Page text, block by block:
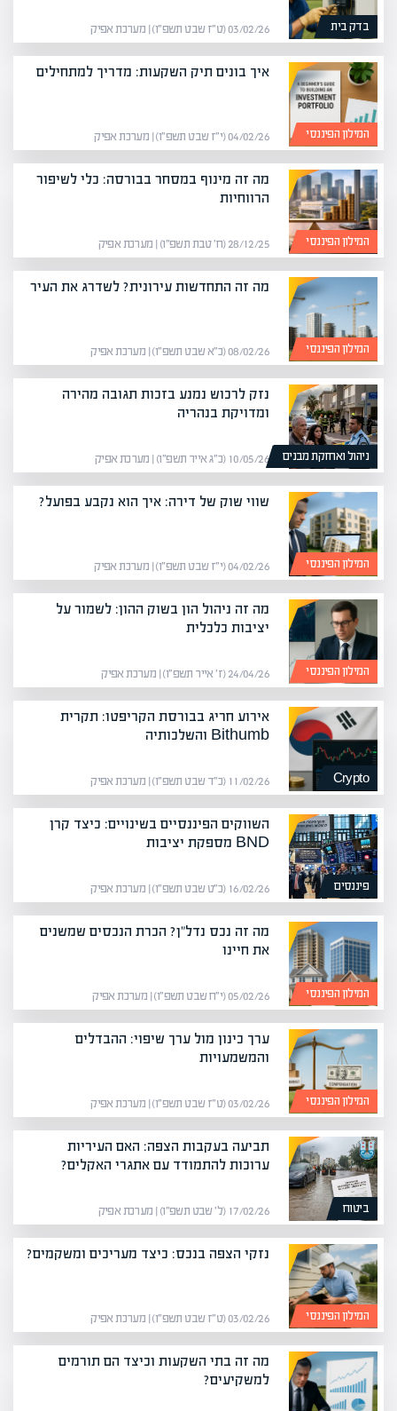
בדק בית 03/02/26 (ט״ז שבט תשפ״ו) | מערכת אפיק
המילון הפיננסי
איך בונים תיק השקעות: מדריך למתחילים
04/02/26 (י״ז שבט תשפ״ו) | מערכת אפיק
המילון הפיננסי
מה זה מינוף במסחר בבורסה: כלי לשיפור
הרווחיות
28/12/25 (ח׳ טבת תשפ״ו) | מערכת אפיק
המילון הפיננסי
מה זה התחדשות עירונית? לשדרג את העיר
08/02/26 (כ״א שבט תשפ״ו) | מערכת אפיק
ניהול ואחזקת מבנים
נזק לרכוש נמנע בזכות תגובה מהירה
ומדויקת בנהריה
10/05/26 (כ״ג אייר תשפ״ו) | מערכת אפיק
המילון הפיננסי
שווי שוק של דירה: איך הוא נקבע בפועל?
04/02/26 (י״ז שבט תשפ״ו) | מערכת אפיק
המילון הפיננסי
מה זה ניהול הון בשוק ההון: לשמור על
יציבות כלכלית
24/04/26 (ז׳ אייר תשפ״ו) | מערכת אפיק
Crypto
אירוע חריג בבורסת הקריפטו: תקרית
Bithumb והשלכותיה
11/02/26 (כ״ד שבט תשפ״ו) | מערכת אפיק
פיננסים
השווקים הפיננסיים בשינויים: כיצד קרן
BND מספקת יציבות
16/02/26 (כ״ט שבט תשפ״ו) | מערכת אפיק
המילון הפיננסי
מה זה נכס נדל"ן? הכרת הנכסים שמשנים
את חיינו
05/02/26 (י״ח שבט תשפ״ו) | מערכת אפיק
המילון הפיננסי
ערך כינון מול ערך שיפוי: ההבדלים
והמשמעויות
03/02/26 (ט״ז שבט תשפ״ו) | מערכת אפיק
ביטוח
תביעה בעקבות הצפה: האם העיריות
ערוכות להתמודד עם אתגרי האקלים?
17/02/26 (ל׳ שבט תשפ״ו) | מערכת אפיק
המילון הפיננסי
נזקי הצפה בנכס: כיצד מעריכים ומשקמים?
03/02/26 (ט״ז שבט תשפ״ו) | מערכת אפיק
מה זה בתי השקעות וכיצד הם תורמים
למשקיעים?